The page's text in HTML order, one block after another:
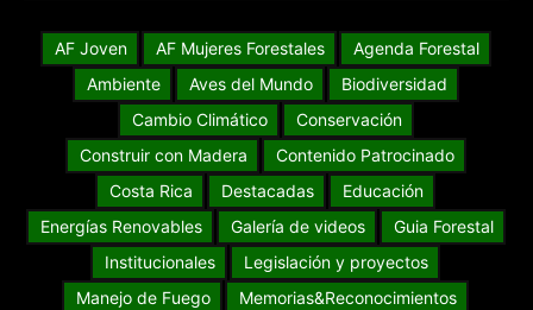
AF Joven AF Mujeres Forestales
Agenda Forestal
Ambiente
Aves del Mundo
Biodiversidad
Cambio Climático
Conservación
Construir con Madera
Contenido Patrocinado
Costa Rica
Destacadas
Educación
Energías Renovables
Galería de videos
Guia Forestal
Institucionales
Legislación y proyectos
Manejo de Fuego
Memorias&Reconocimientos